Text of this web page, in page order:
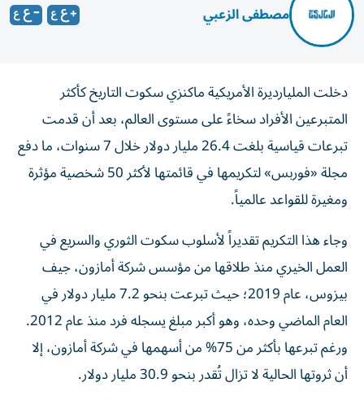
مصطفى الزعبي
دخلت المليارديرة الأمريكية ماكنزي سكوت التاريخ كأكثر
المتبرعين الأفراد سخاءً على مستوى العالم، بعد أن قدمت
تبرعات قياسية بلغت 26.4 مليار دولار خلال 7 سنوات، ما دفع
مجلة «فوربس» لتكريمها في قائمتها لأكثر 50 شخصية مؤثرة
ومغيرة للقواعد عالمياً.
وجاء هذا التكريم تقديراً لأسلوب سكوت الثوري والسريع في
العمل الخيري منذ طلاقها من مؤسس شركة أمازون، جيف
بيزوس، عام 2019؛ حيث تبرعت بنحو 7.2 مليار دولار في
العام الماضي وحده، وهو أكبر مبلغ يسجله فرد منذ عام 2012.
ورغم تبرعها بأكثر من 75% من أسهمها في شركة أمازون، إلا
أن ثروتها الحالية لا تزال تُقدر بنحو 30.9 مليار دولار.